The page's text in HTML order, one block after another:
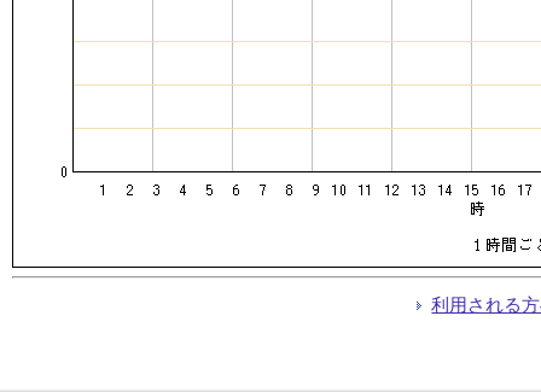
利用される